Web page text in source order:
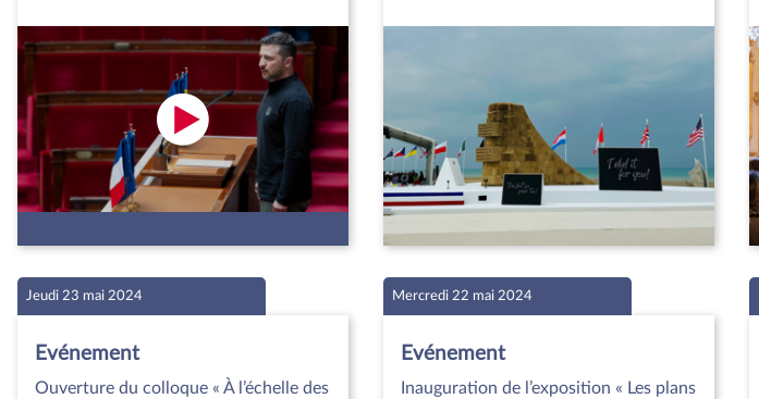
Jeudi 23 mai 2024
Evénement
Ouverture du colloque « À l’échelle des
Mercredi 22 mai 2024
Evénement
Inauguration de l’exposition « Les plans